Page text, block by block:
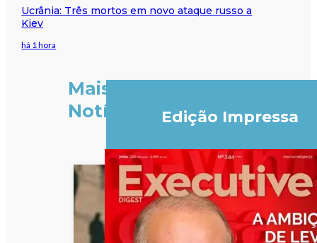
Ucrânia: Três mortos em novo ataque russo a
Kiev
há 1 hora
Mais
Notícias
Edição Impressa